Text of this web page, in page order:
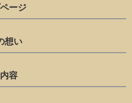
ージ
想い
容